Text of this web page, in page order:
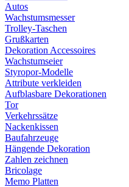
Autos
Wachstumsmesser
Trolley-Taschen
Grußkarten
Dekoration Accessoires
Wachstumseier
Styropor-Modelle
Attribute verkleiden
Aufblasbare Dekorationen
Tor
Verkehrssätze
Nackenkissen
Baufahrzeuge
Hängende Dekoration
Zahlen zeichnen
Bricolage
Memo Platten